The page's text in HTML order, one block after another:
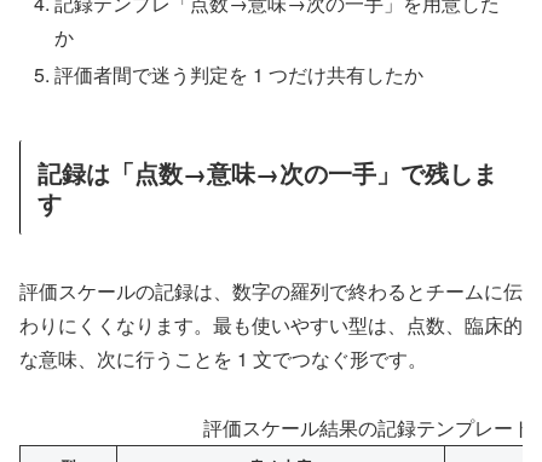
か
評価者間で迷う判定を 1 つだけ共有したか
記録は「点数→意味→次の一手」で残しま
す
評価スケールの記録は、数字の羅列で終わるとチームに伝
わりにくくなります。最も使いやすい型は、点数、臨床的
な意味、次に行うことを 1 文でつなぐ形です。
評価スケール結果の記録テンプレート